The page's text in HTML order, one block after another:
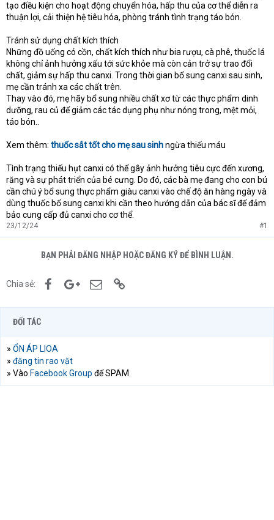
tạo điều kiện cho hoạt động chuyển hóa, hấp thu của cơ thể diễn ra
thuận lợi, cải thiện hệ tiêu hóa, phòng tránh tình trạng táo bón.
Tránh sử dụng chất kích thích
Những đồ uống có cồn, chất kích thích như bia rượu, cà phê, thuốc lá
không chỉ ảnh hưởng xấu tới sức khỏe mà còn cản trở sự trao đổi
chất, giảm sự hấp thu canxi. Trong thời gian bổ sung canxi sau sinh,
mẹ cần tránh xa các chất trên.
Thay vào đó, mẹ hãy bổ sung nhiều chất xơ từ các thực phẩm dinh
dưỡng, rau củ để giảm các tác dụng phụ như nóng trong, mệt mỏi,
táo bón..
Xem thêm: thuốc sắt tốt cho mẹ sau sinhngừa thiếu máu
Tình trạng thiếu hụt canxi có thể gây ảnh hưởng tiêu cực đến xương,
răng và sự phát triển của bé cưng. Do đó, các bà mẹ đang cho con bú
cần chú ý bổ sung thực phẩm giàu canxi vào chế độ ăn hàng ngày và
dùng thuốc bổ sung canxi khi cần theo hướng dẫn của bác sĩ để đảm
bảo cung cấp đủ canxi cho cơ thể.
23/12/24 #1
BẠN PHẢI ĐĂNG NHẬP HOẶC ĐĂNG KÝ ĐỂ BÌNH LUẬN.
Chia sẻ: FacebookGoogle+Email
ĐỐI TÁC
» ỔN ÁP LIOA
» đăng tin rao vặt
» Vào Facebook Group để SPAM